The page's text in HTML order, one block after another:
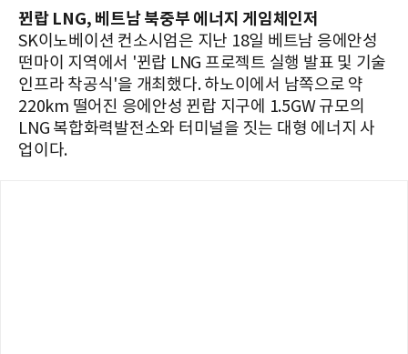
뀐랍 LNG, 베트남 북중부 에너지 게임체인저
SK이노베이션 컨소시엄은 지난 18일 베트남 응에안성
떤마이 지역에서 '뀐랍 LNG 프로젝트 실행 발표 및 기술
인프라 착공식'을 개최했다. 하노이에서 남쪽으로 약
220km 떨어진 응에안성 뀐랍 지구에 1.5GW 규모의
LNG 복합화력발전소와 터미널을 짓는 대형 에너지 사
업이다.